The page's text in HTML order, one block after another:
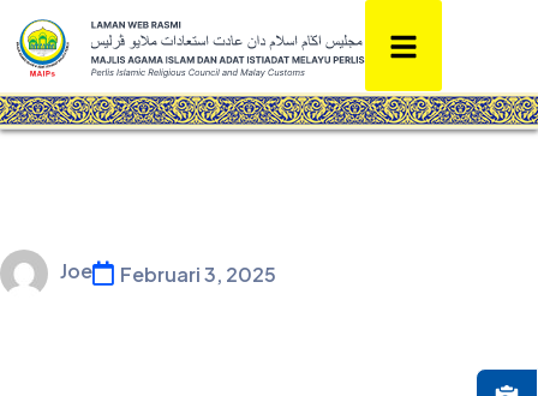
Joe Februari 3, 2025